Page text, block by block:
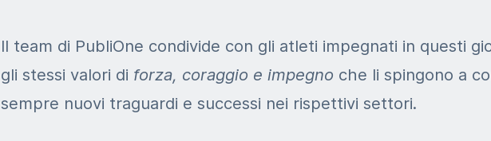
Il team di PubliOne condivide con gli atleti impegnati in questi
gli stessi valori di forza, coraggio e impegno che li spingono a
sempre nuovi traguardi e successi nei rispettivi settori.